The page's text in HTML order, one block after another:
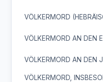
VÖLKERMORD
VÖLKERMORD AN DEN
VÖLKERMORD AN DEN
VÖLKERMORD,